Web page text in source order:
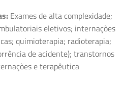
Exames de alta complexidade;
eletivos; internações
quimioterapia; radioterapia;
de acidente); transtornos
e terapêutica